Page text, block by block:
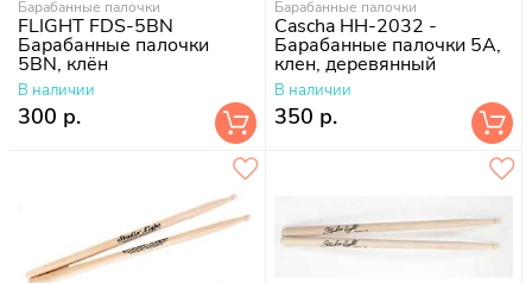
Барабанные палочки
FLIGHT FDS-5BN
Барабанные палочки
5BN, клён
В наличии
300 р.
Барабанные палочки
Cascha HH-2032 -
Барабанные палочки 5A,
клен, деревянный
наконечник
В наличии
350 р.